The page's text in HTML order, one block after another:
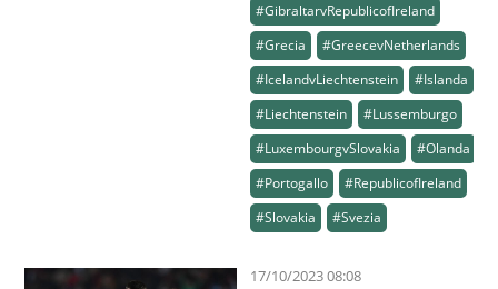
#GibraltarvRepublicofIreland
#Grecia
#GreecevNetherlands
#IcelandvLiechtenstein
#Islanda
#Liechtenstein
#Lussemburgo
#LuxembourgvSlovakia
#Olanda
#Portogallo
#RepublicofIreland
#Slovakia
#Svezia
17/10/2023 08:08